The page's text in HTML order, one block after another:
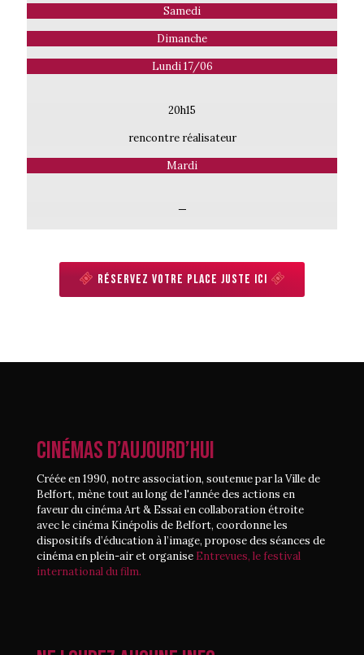
Samedi
Dimanche
Lundi 17/06
20h15
rencontre réalisateur
Mardi
—
Réservez votre place juste ici
CINÉMAS D’AUJOURD’HUI
Créée en 1990, notre association, soutenue par la Ville de
Belfort, mène tout au long de l'année des actions en
faveur du cinéma Art & Essai en collaboration étroite
avec le cinéma Kinépolis de Belfort, coordonne les
dispositifs d’éducation à l’image, propose des séances de
cinéma en plein-air et organise Entrevues, le festival
international du film.